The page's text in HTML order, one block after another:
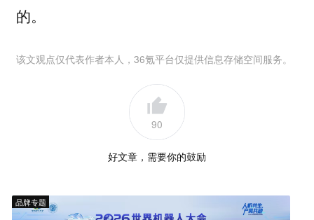
的。
该文观点仅代表作者本人，36氪平台仅提供信息存储空间服务。
90
好文章，需要你的鼓励
品牌专题